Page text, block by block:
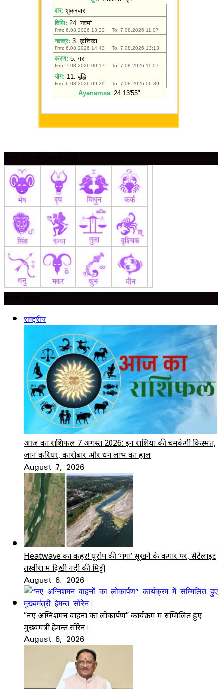
राष्ट्रीय
आज का राशिफल 7 अगस्त 2026: इन राशियों की चमकेगी किस्मत,
जानें करियर, कारोबार और धन लाभ का हाल
August 7, 2026
Heatwave का कहर! यूरोप की ‘गंगा’ सूखने के कगार पर, सैटेलाइट
तस्वीरों में दिखी नदी की मिट्टी
August 6, 2026
“नए अग्निशमन वाहनों का लोकार्पण” कार्यक्रम में सम्मिलित हुए
मुख्यमंत्री हेमन्त सोरेन।
August 6, 2026